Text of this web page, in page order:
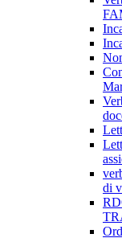
di